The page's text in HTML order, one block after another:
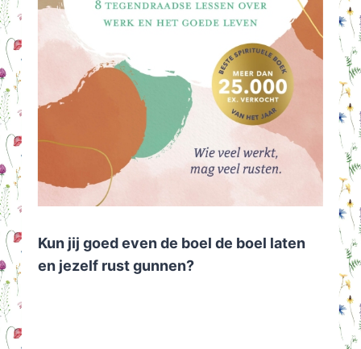
Kun jij goed even de boel de boel laten
en jezelf rust gunnen?